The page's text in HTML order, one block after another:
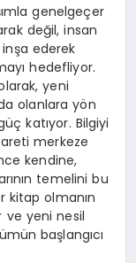
genelgeçer
değil, insan
inşa ederek
hedefliyor.
yeni
olanlara yön
katıyor. Bilgiyi
merkeze
kendine,
temelini bu
kitap olmanın
ve yeni nesil
başlangıcı